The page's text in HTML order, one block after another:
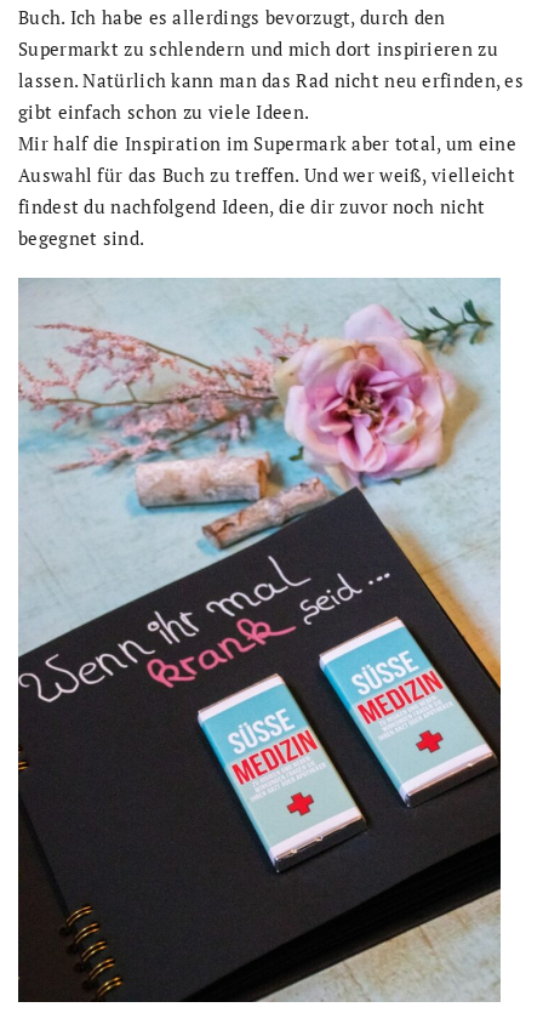
Buch. Ich habe es allerdings bevorzugt, durch den
Supermarkt zu schlendern und mich dort inspirieren zu
lassen. Natürlich kann man das Rad nicht neu erfinden, es
gibt einfach schon zu viele Ideen.
Mir half die Inspiration im Supermark aber total, um eine
Auswahl für das Buch zu treffen. Und wer weiß, vielleicht
findest du nachfolgend Ideen, die dir zuvor noch nicht
begegnet sind.